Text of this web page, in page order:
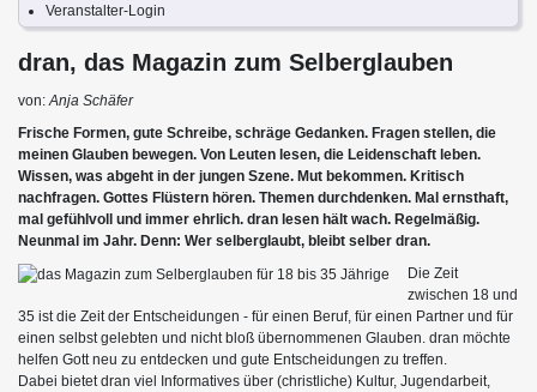
Veranstalter-Login
dran, das Magazin zum Selberglauben
von:Anja Schäfer
Frische Formen, gute Schreibe, schräge Gedanken. Fragen stellen, die
meinen Glauben bewegen. Von Leuten lesen, die Leidenschaft leben.
Wissen, was abgeht in der jungen Szene. Mut bekommen. Kritisch
nachfragen. Gottes Flüstern hören. Themen durchdenken. Mal ernsthaft,
mal gefühlvoll und immer ehrlich. dran lesen hält wach. Regelmäßig.
Neunmal im Jahr. Denn: Wer selberglaubt, bleibt selber dran.
Die Zeit
zwischen 18 und
35 ist die Zeit der Entscheidungen - für einen Beruf, für einen Partner und für
einen selbst gelebten und nicht bloß übernommenen Glauben. dran möchte
helfen Gott neu zu entdecken und gute Entscheidungen zu treffen.
Dabei bietet dran viel Informatives über (christliche) Kultur, Jugendarbeit,